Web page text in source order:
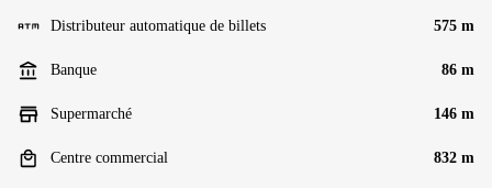
Distributeur automatique de billets 575 m
Banque 86 m
Supermarché 146 m
Centre commercial 832 m